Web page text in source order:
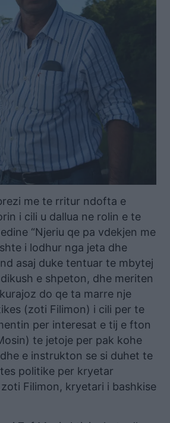
me te rritur ndofta e
i cili u dallua ne rolin e te
“Njeriu qe pa vdekjen me
i lodhur nga jeta dhe
asaj duke tentuar te mbytej
e shpeton, dhe meriten
do qe ta marre nje
(zoti Filimon) i cili per te
per interesat e tij e fton
te jetoje per pak kohe
e instrukton se si duhet te
politike per kryetar
Filimon, kryetari i bashkise